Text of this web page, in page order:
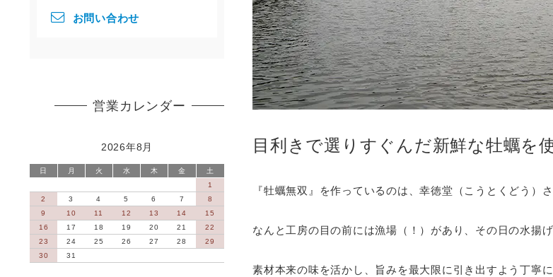
目利きで選りすぐんだ新鮮な牡蠣を
『牡蠣無双』を作っているのは、幸徳堂（こうとくどう）さ
なんと工房の目の前には漁場（！）があり、その日の水揚
素材本来の味を活かし、旨みを最大限に引き出すよう丁寧
お問い合わせ
営業カレンダー
2026年8月
日 月 火 水 木 金
土
1
2
3 4 5 6 7
8
9
10 11 12 13 14
15
16
17 18 19 20 21
22
23
24 25 26 27 28
29
30
31